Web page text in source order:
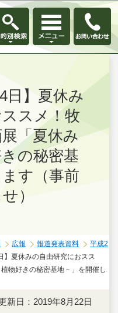
文へ移動
日】夏休み
スメ！牧
「夏休み
の秘密基
す（事前
）
広報 報道発表資料
平成2
】夏休みの自由研究におスス
物好きの秘密基地－」を開催し
新日：2019年8月22日